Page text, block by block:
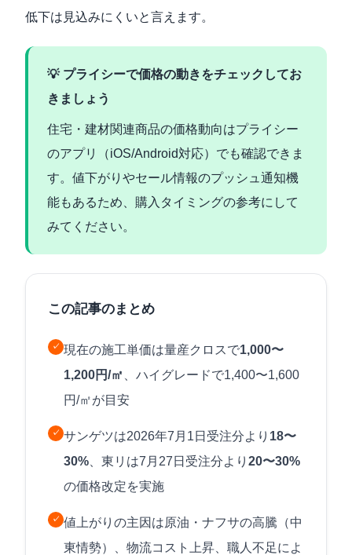
低下は見込みにくいと言えます。
💡 プライシーで価格の動きをチェックしてお
きましょう
住宅・建材関連商品の価格動向はプライシー
のアプリ（iOS/Android対応）でも確認できま
す。値下がりやセール情報のプッシュ通知機
能もあるため、購入タイミングの参考にして
みてください。
この記事のまとめ
✓ 現在の施工単価は量産クロスで1,000〜
1,200円/㎡
、ハイグレードで1,400〜1,600
円/㎡が目安
✓ サンゲツは2026年7月1日受注分より 18〜
30% 、東リは7月27日受注分より 20〜30%
の価格改定を実施
✓ 値上がりの主因は原油・ナフサの高騰（中
東情勢）、物流コスト上昇、職人不足によ